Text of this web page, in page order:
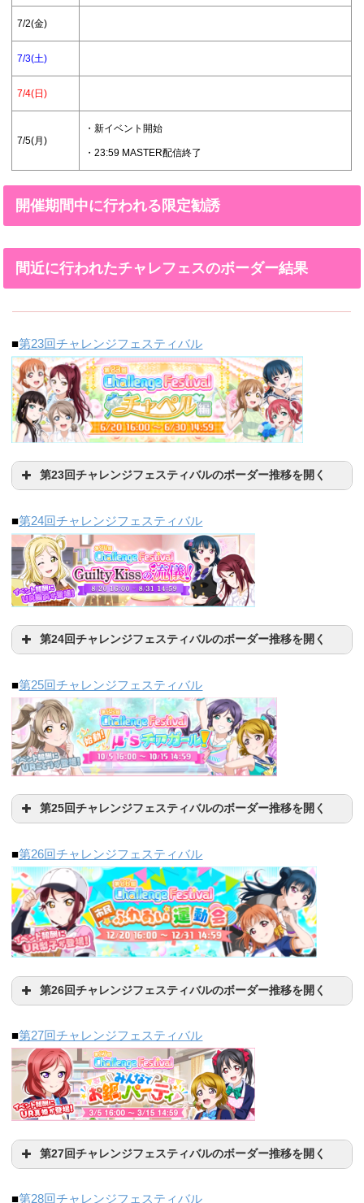
7/2(金)
7/3(土)
7/4(日)
7/5(月)
・新イベント開始
・23:59 MASTER配信終了
開催期間中に行われる限定勧誘
間近に行われたチャレフェスのボーダー結果
■第23回チャレンジフェスティバル
第23回チャレンジフェスティバルのボーダー推移を開く
SR3枚 SR2枚
372698（10000位） 77188 （50000位） 0（120000位）
10000位
1754693 （10000
位）
1158161（30000
位）
888781（50000位）
点）
6/20(土)
23:30
93636
+45656
6/23(火)
115586 15904
■第24回チャレンジフェスティバル
第24回チャレンジフェスティバルのボーダー推移を開く
500位 3000位 10000位
4828972（10000
位）
1743177 （50000
位）
912240（120000
位）
10000位 30000位 50000位
1894085（10000
位）
1231764（30000
位）
927305（50000位）
点）
500位 3000位
8/20(木)
23:30 360071 129264
8/21(金) 618440 230312 85499
■第25回チャレンジフェスティバル
第25回チャレンジフェスティバルのボーダー推移を開く
500位 3000位 10000位
4124102 1348221 705058
1966509 1249547 936169
日付（15:30時
500位 3000位 10000位
10/5(月)
■第26回チャレンジフェスティバル
第26回チャレンジフェスティバルのボーダー推移を開く
500位 3000位 10000位
6473758 1779320 790464
10000位 30000位
■第27回チャレンジフェスティバル
第27回チャレンジフェスティバルのボーダー推移を開く
■第28回チャレンジフェスティバル